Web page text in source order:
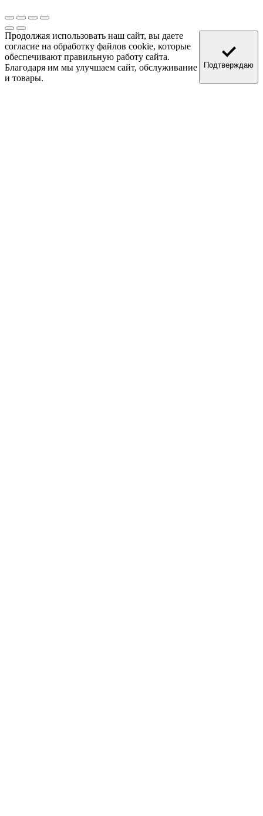
Продолжая использовать наш сайт, вы даете
согласие на обработку файлов cookie, которые
обеспечивают правильную работу сайта.
Благодаря им мы улучшаем сайт, обслуживание
и товары.
Подтверждаю